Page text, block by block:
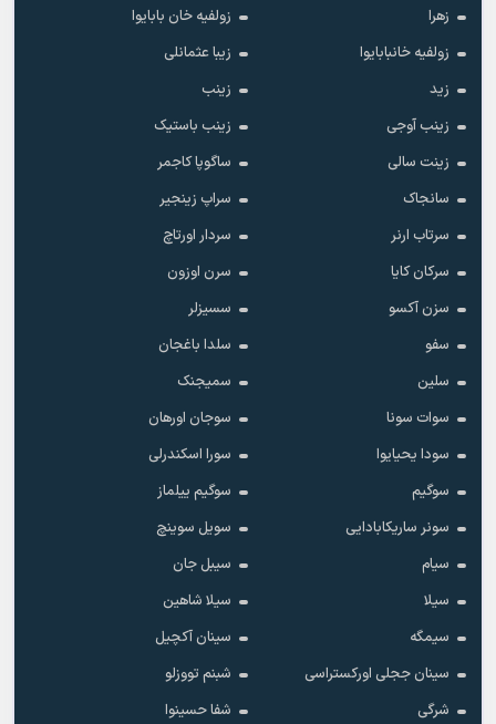
زهرا
زولفیه خان بابایوا
زولفیه خانبابایوا
زیبا عثمانلی
زید
زینب
زینب آوجی
زینب باستیک
زینت سالی
ساگوپا کاجمر
سانجاک
سراپ زینجیر
سرتاب ارنر
سردار اورتاچ
سرکان کایا
سرن اوزون
سزن آکسو
سسیزلر
سفو
سلدا باغجان
سلین
سمیجنک
سوات سونا
سوجان اورهان
سودا یحیایوا
سورا اسکندرلی
سوگیم
سوگیم ییلماز
سونر ساریکابادایی
سویل سوینچ
سیام
سیبل جان
سیلا
سیلا شاهین
سیمگه
سینان آکچیل
سینان ججلی اورکستراسی
شبنم تووزلو
شرگی
شفا حسینوا